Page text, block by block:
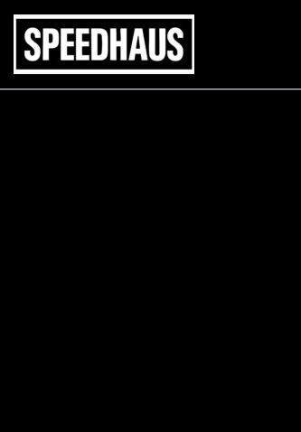
Siirry
sisältöön